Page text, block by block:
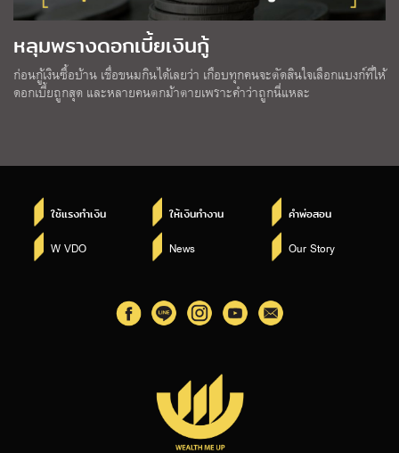
หลุมพรางดอกเบี้ยเงินกู้
ก่อนกู้เงินซื้อบ้าน เชื่อขนมกินได้เลยว่า เกือบทุกคนจะตัดสินใจเลือกแบงก์ที่ให้
ดอกเบี้ยถูกสุด และหลายคนตกม้าตายเพราะคำว่าถูกนี่แหละ
ใช้แรงทำเงิน ให้เงินทำงาน คำพ่อสอน
W VDO News Our Story